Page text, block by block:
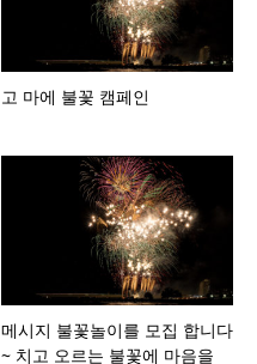
고 마에 불꽃 캠페인
메시지 불꽃놀이를 모집 합니다
~ 치고 오르는 불꽃에 마음을